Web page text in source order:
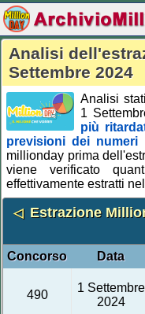
Analisi
Settembre 2024
Analisi
1
più
previsioni dei numeri
millionday prima
viene verificato
effettivamente estratti
◁ Estrazione
Concorso
Data
490
1 Settembre
2024